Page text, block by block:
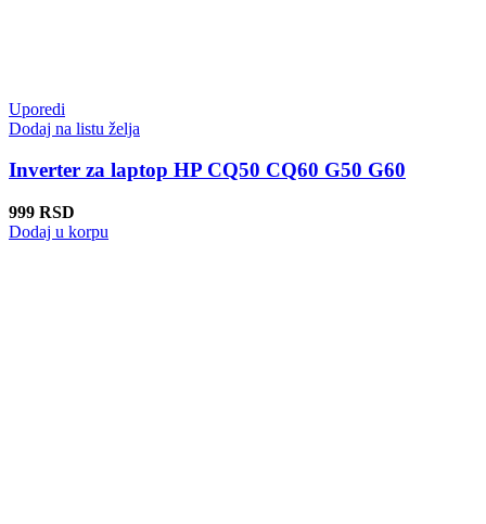
Uporedi
Dodaj na listu želja
Inverter za laptop HP CQ50 CQ60 G50 G60
999 RSD
Dodaj u korpu